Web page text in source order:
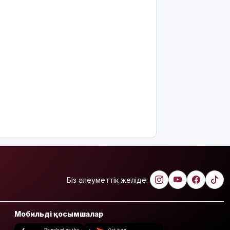
Біз әлеуметтік желіде:
Мобильді қосымшалар